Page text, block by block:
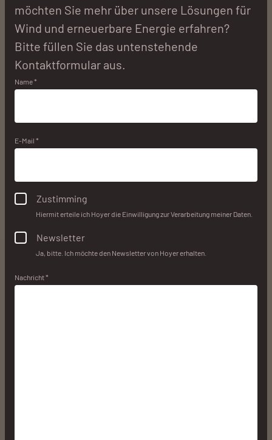
möchten Sie mehr über unsere Lösungen für
Wind und erneuerbare Energie erfahren?
Bitte füllen Sie das untenstehende
Kontaktformular aus.
Name *
E-Mail *
Zustimming
Hiermit erteile ich Hoyer die Einwilligung zur Verarbeitung meiner Daten.
Newsletter
Ja, bitte. Ich möchte den Newsletter von Hoyer erhalten.
Nachricht *